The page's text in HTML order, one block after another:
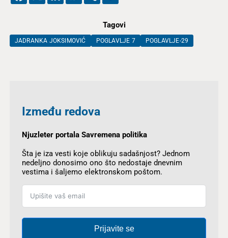
Tagovi
JADRANKA JOKSIMOVIĆ POGLAVLJE 7 POGLAVLJE-29
Između redova
Njuzleter portala Savremena politika
Šta je iza vesti koje oblikuju sadašnjost? Jednom
nedeljno donosimo ono što nedostaje dnevnim
vestima i šaljemo elektronskom poštom.
Prijavite se